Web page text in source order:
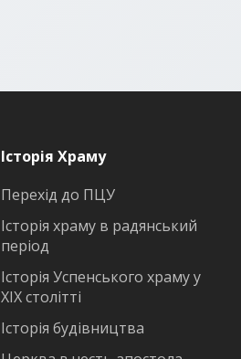
Історія Храму
Перехід до ПЦУ
Історія храму в радянський
період
Історія Успенського храму у
ХІХ столітті
Історія будівництва